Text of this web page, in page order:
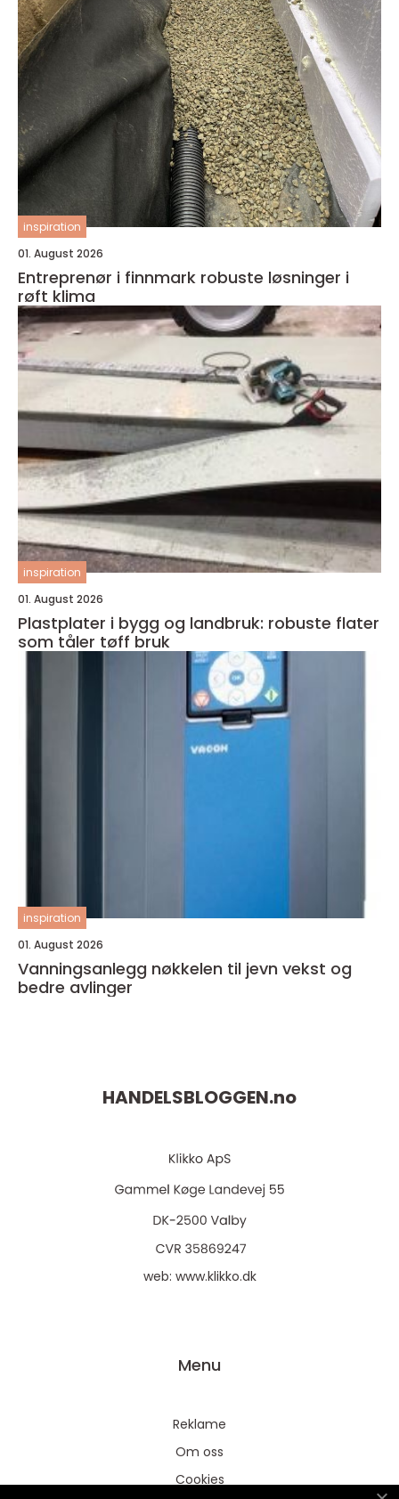
inspiration
01. August 2026
Entreprenør i finnmark robuste løsninger i
røft klima
inspiration
01. August 2026
Plastplater i bygg og landbruk: robuste flater
som tåler tøff bruk
inspiration
01. August 2026
Vanningsanlegg nøkkelen til jevn vekst og
bedre avlinger
HANDELSBLOGGEN.no
web: www.klikko.dk
Menu
Reklame
Om oss
Cookies